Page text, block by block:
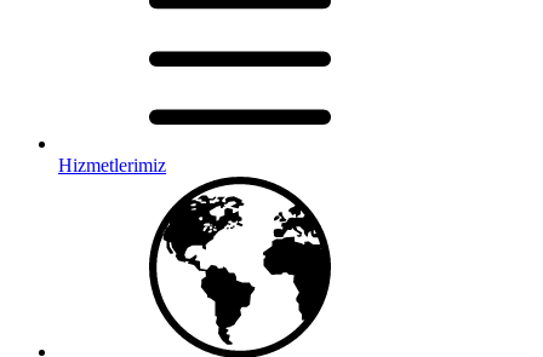
Hizmetlerimiz